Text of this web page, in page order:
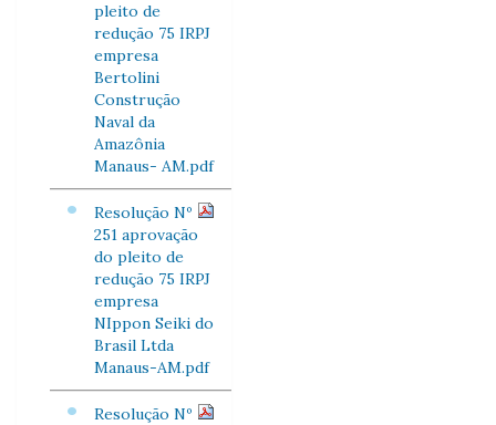
pleito de
redução 75 IRPJ
empresa
Bertolini
Construção
Naval da
Amazônia
Manaus- AM.pdf
Resolução Nº
251 aprovação
do pleito de
redução 75 IRPJ
empresa
NIppon Seiki do
Brasil Ltda
Manaus-AM.pdf
Resolução Nº